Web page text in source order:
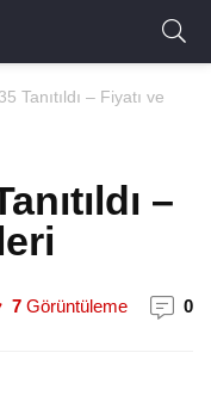
Tanıtıldı – Fiyatı ve
–
7 Görüntüleme 0